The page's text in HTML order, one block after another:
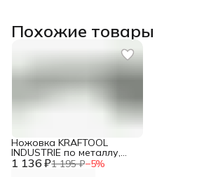
Похожие товары
1 136 ₽1 195 ₽−5%
Ножовка KRAFTOOL
INDUSTRIE по металлу,
Би-металл полотно